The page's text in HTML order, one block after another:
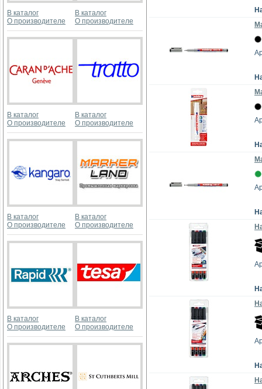
В каталог
О производителе
В каталог
О производителе
В каталог
О производителе
В каталог
О производителе
В каталог
О производителе
В каталог
О производителе
В каталог
О производителе
В каталог
О производителе